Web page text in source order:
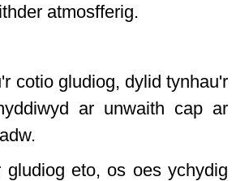
atmosfferig.
cotio gludiog, dylid tynhau'r
ar unwaith cap ar
gludiog eto, os oes ychydig